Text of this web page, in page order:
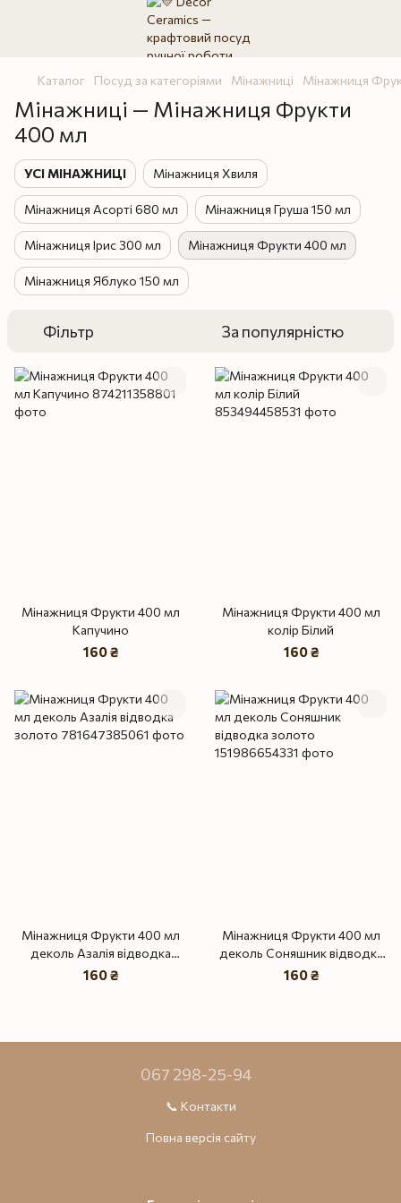
Каталог Посуд за категоріями Мінажниці Мінажниця
Мінажниці — Мінажниця Фрукти
400 мл
УСІ МІНАЖНИЦІ Мінажниця Хвиля
Мінажниця Асорті 680 мл Мінажниця Груша 150 мл
Мінажниця Ірис 300 мл Мінажниця Фрукти 400 мл
Мінажниця Яблуко 150 мл
Фільтр За популярністю
Мінажниця Фрукти 400 мл
Капучино
160 ₴
Мінажниця Фрукти 400 мл
колір Білий
160 ₴
Мінажниця Фрукти 400 мл
деколь Азалія відводка
золото
160 ₴
Мінажниця Фрукти 400 мл
деколь Соняшник відводка
золото
160 ₴
067 298-25-94
📞 Контакти
Повна версія сайту